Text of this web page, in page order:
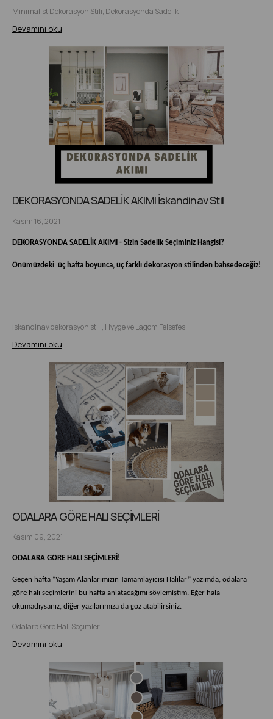
Minimalist Dekorasyon Stili, Dekorasyonda Sadelik
Devamını oku
DEKORASYONDA SADELİK AKIMI İskandinav Stil
Kasım 16, 2021
DEKORASYONDA SADELİK AKIMI - Sizin Sadelik Seçiminiz Hangisi?
Önümüzdeki üç hafta boyunca, üç farklı dekorasyon stilinden bahsedeceğiz!
İskandinav dekorasyon stili, Hyyge ve Lagom Felsefesi
Devamını oku
ODALARA GÖRE HALI SEÇİMLERİ
Kasım 09, 2021
ODALARA GÖRE HALI SEÇİMLERİ!
Geçen hafta “Yaşam Alanlarımızın Tamamlayıcısı Halılar” yazımda, odalara
göre halı seçimlerini bu hafta anlatacağımı söylemiştim. Eğer hala
okumadıysanız, diğer yazılarımıza da göz atabilirsiniz.
Odalara Göre Halı Seçimleri
Devamını oku